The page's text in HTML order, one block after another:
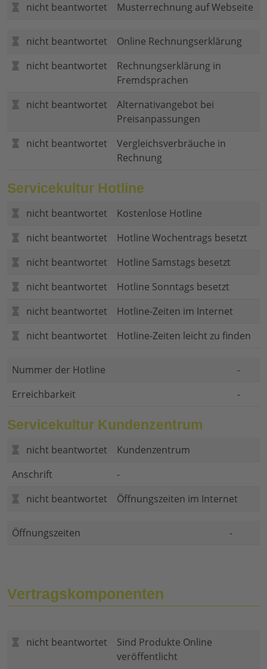
nicht beantwortet
Musterrechnung auf Webseite
nicht beantwortet
Online Rechnungserklärung
nicht beantwortet
Rechnungserklärung in
Fremdsprachen
nicht beantwortet
Alternativangebot bei
Preisanpassungen
nicht beantwortet
Vergleichsverbräuche in
Rechnung
Servicekultur Hotline
nicht beantwortet
Kostenlose Hotline
nicht beantwortet
Hotline Wochentrags besetzt
nicht beantwortet
Hotline Samstags besetzt
nicht beantwortet
Hotline Sonntags besetzt
nicht beantwortet
Hotline-Zeiten im Internet
nicht beantwortet
Hotline-Zeiten leicht zu finden
Nummer der Hotline
-
Erreichbarkeit
-
Servicekultur Kundenzentrum
nicht beantwortet
Kundenzentrum
Anschrift
-
nicht beantwortet
Öffnungszeiten im Internet
Öffnungszeiten -
Vertragskomponenten
nicht beantwortet
Sind Produkte Online
veröffentlicht